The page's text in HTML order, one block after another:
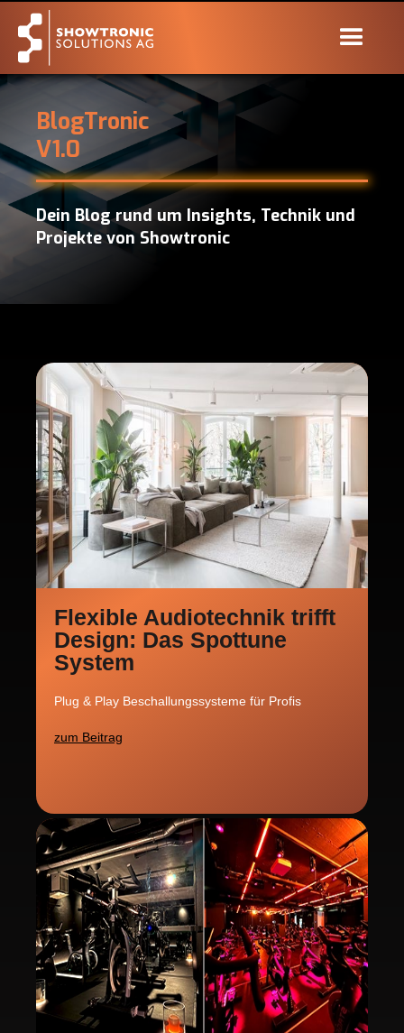
BlogTronic
V1.0
Dein Blog rund um Insights, Technik und
Projekte von Showtronic
Flexible Audiotechnik trifft
Design: Das Spottune
System
Plug & Play Beschallungssysteme für Profis
zum Beitrag